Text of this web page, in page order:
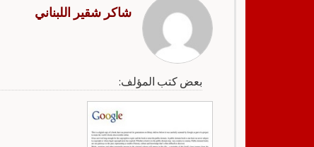
شاكر شقير اللبناني
بعض كتب المؤلف: